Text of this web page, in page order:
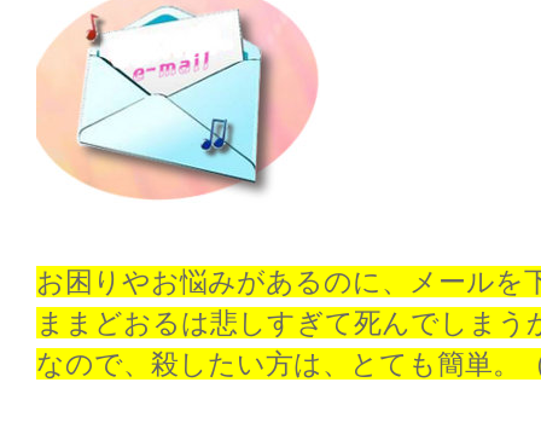
お困りやお悩みがあるのに、メールを
ままどおるは悲しすぎて死んでしまう
なので、殺したい方は、とても簡単。